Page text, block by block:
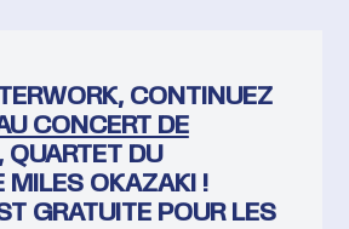
CONTINUEZ
CONCERT DE
QUARTET DU
MILES OKAZAKI !
GRATUITE POUR LES